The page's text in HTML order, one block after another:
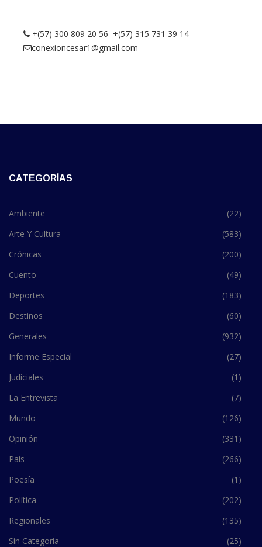
+(57) 300 809 20 56 +(57) 315 731 39 14
conexioncesar1@gmail.com
CATEGORÍAS
Ambiente
(22)
Arte Y Cultura
(583)
Crónicas
(200)
Cuento
(49)
Deportes
(183)
Destinos
(60)
Generales
(932)
Informe Especial
(27)
Judiciales
(1)
La Entrevista
(7)
Mundo
(126)
Opinión
(331)
País
(266)
Poesía
(1)
Política
(202)
Regionales
(135)
Sin Categoría
(25)